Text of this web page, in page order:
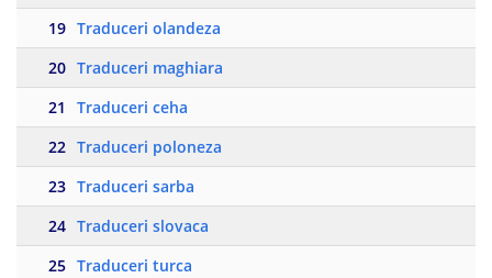
19 Traduceri olandeza
20 Traduceri maghiara
21
Traduceri ceha
22 Traduceri poloneza
23 Traduceri sarba
24 Traduceri slovaca
25 Traduceri turca